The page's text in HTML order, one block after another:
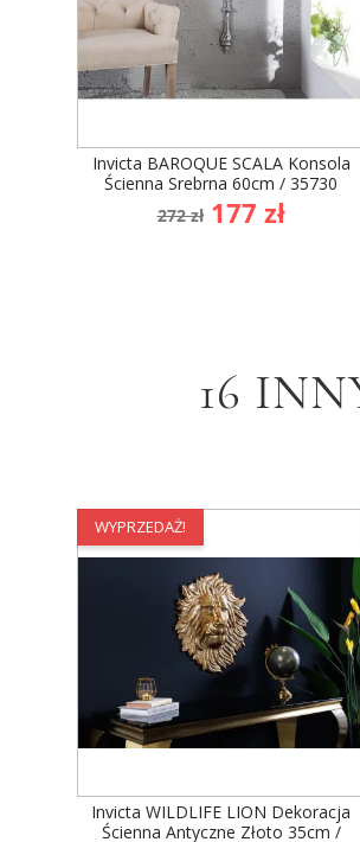
Invicta BAROQUE SCALA Konsola
Ścienna Srebrna 60cm / 35730
Cena
podstawowa
272 zł Cena
177 zł
16
WYPRZEDAŻ!
Invicta WILDLIFE LION Dekoracja
Ścienna Antyczne Złoto 35cm /